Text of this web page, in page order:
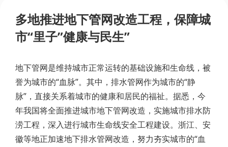
多地推进地下管网改造工程，保障城
市“里子”健康与民生”
地下管网是维持城市正常运转的基础设施和生命线，被
誉为城市的“血脉”。其中，排水管网作为城市的“静
脉”，直接关系着城市的健康和居民的福祉。据悉，今
年我国将全面推进城市地下管网改造，实施城市排水防
涝工程，深入进行城市生命线安全工程建设。浙江、安
徽等地正加速地下排水管网改造，努力夯实城市的“血